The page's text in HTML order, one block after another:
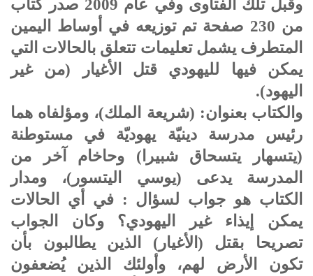
وقبل تلك الفتاوى وفي عام 2009 صدر كتاب
من 230 صفحة تم توزيعه في أوساط اليمين
المتطرف يشمل تعليمات تتعلق بالحالات التي
يمكن فيها لليهودي قتل الأغيار (من غير
اليهود).
والكتاب بعنوان: (شريعة الملك)، ومؤلفاه هما
رئيس مدرسة دينيّة يهوديّة في مستوطنة
(يتسهار يتسحاق شبيرا) وحاخام آخر من
المدرسة يدعى (يوسي اليتسور)، ومدار
الكتاب هو جواب لسؤال : في أي الحالات
يمكن إيذاء غير اليهودي؟ وكان الجواب
تصريحا بقتل (الأغيار) الذين يطالبون بأن
تكون الأرض لهم، وأولئك الذين يُضعفون